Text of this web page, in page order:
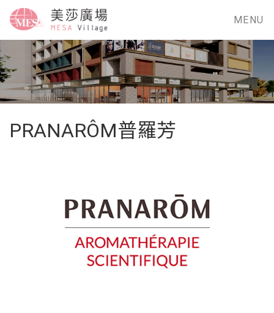
MENU
PRANARÔM普羅芳